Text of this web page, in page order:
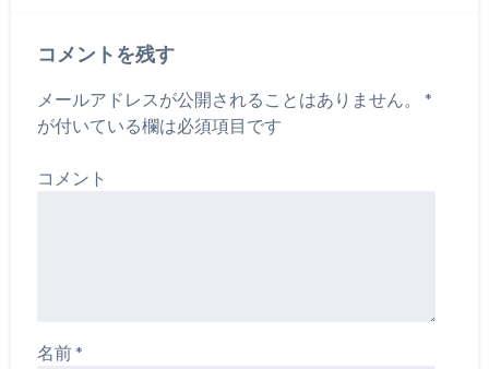
コメントを残す
メールアドレスが公開されることはありません。
*
が付いている欄は必須項目です
コメント
名前*